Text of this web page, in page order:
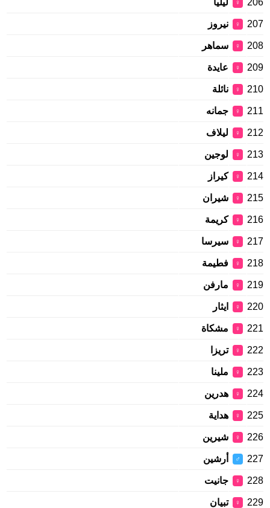
206
♀ ليليا
207
♀ نيروز
208
♀ سماهر
209
♀ عايدة
210
♀ نائلة
211
♀ جمانه
212
♀ ليلاف
213
♀ لوجين
214
♀ كيراز
215
♀ شيران
216
♀ كريمة
217
♀ سيرسا
218
♀ فطيمة
219
♀ مارفن
220
♀ ايثار
221
♀ مشكاة
222
♀ تريزا
223
♀ ملينا
224
♀ هدرين
225
♀ هداية
226
♀ شيرين
227
♂ أرشين
228
♀ جانيت
229
♀ تبيان